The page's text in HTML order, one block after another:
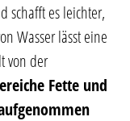
schafft es leichter,
Wasser lässt eine
von der
Fette und